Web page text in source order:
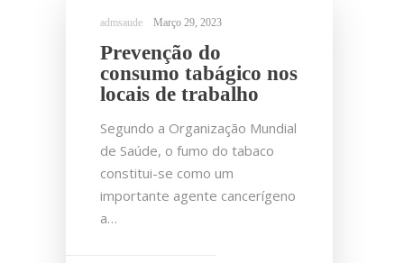
Março 29, 2023
Prevenção do
consumo tabágico nos
locais de trabalho
Segundo a Organização Mundial
de Saúde, o fumo do tabaco
constitui-se como um
importante agente cancerígeno
a…